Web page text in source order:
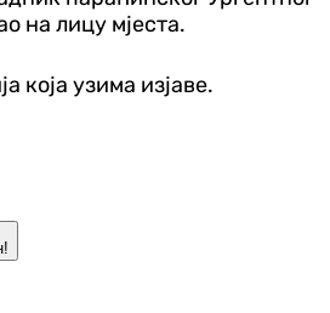
на лицу мјеста.
која узима изјаве.